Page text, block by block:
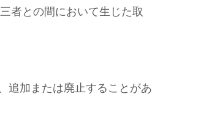
者との間において生じた取
追加または廃止することがあ